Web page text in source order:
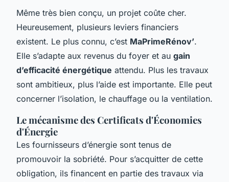
Même très bien conçu, un projet coûte cher.
Heureusement, plusieurs leviers financiers
existent. Le plus connu, c’est MaPrimeRénov’.
Elle s’adapte aux revenus du foyer et au gain
d’efficacité énergétique attendu. Plus les travaux
sont ambitieux, plus l’aide est importante. Elle peut
concerner l’isolation, le chauffage ou la ventilation.
Le mécanisme des Certificats d'Économies
d'Énergie
Les fournisseurs d’énergie sont tenus de
promouvoir la sobriété. Pour s’acquitter de cette
obligation, ils financent en partie des travaux via